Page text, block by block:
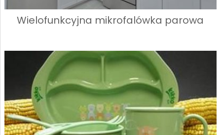
Wielofunkcyjna mikrofalówka parowa